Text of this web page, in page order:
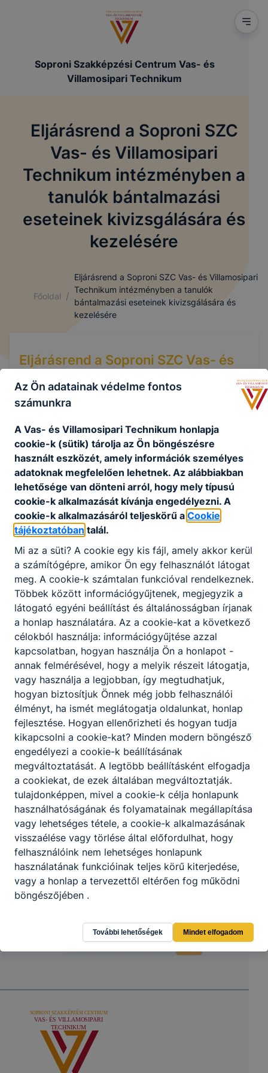
Soproni Szakképzési Centrum Vas- és
Villamosipari Technikum
Eljárásrend a Soproni SZC
Vas- és Villamosipari
Technikum intézményben a
tanulók bántalmazási
eseteinek kivizsgálására és
kezelésére
Főoldal /
Eljárásrend a Soproni SZC Vas- és Villamosipari
Technikum intézményben a tanulók
bántalmazási eseteinek kivizsgálására és
kezelésére
Eljárásrend a Soproni SZC Vas- és
Villamosipari Technikum
intézményben a tanulók
bántalmazási eseteinek
kivizsgálására és kezelésére
Eljárásrend
Csatolt fájlok
Eljárásrend a Soproni SZC Vas- és Villamosip
ari Technikum intézményben a tanulók bánta
lmazási eseteinek kivizsgálására és kezelésé
re
Letöltés
Partnereink
Az Ön adatainak védelme fontos
számunkra
A Vas- és Villamosipari Technikum honlapja
cookie-k (sütik) tárolja az Ön böngészésre
használt eszközét, amely információk személyes
adatoknak megfelelően lehetnek. Az alábbiakban
lehetősége van dönteni arról, hogy mely típusú
cookie-k alkalmazását kívánja engedélyezni. A
cookie-k alkalmazásáról teljeskörű a Cookie
tájékoztatóban talál.
Mi az a süti? A cookie egy kis fájl, amely akkor kerül
a számítógépre, amikor Ön egy felhasználót látogat
meg. A cookie-k számtalan funkcióval rendelkeznek.
Többek között információgyűjtenek, megjegyzik a
látogató egyéni beállítást és általánosságban írjanak
a honlap használatára. Az a cookie-kat a következő
célokból használja: információgyűjtése azzal
kapcsolatban, hogyan használja Ön a honlapot -
annak felmérésével, hogy a melyik részeit látogatja,
vagy használja a legjobban, így megtudhatjuk,
hogyan biztosítjuk Önnek még jobb felhasználói
élményt, ha ismét meglátogatja oldalunkat, honlap
fejlesztése. Hogyan ellenőrizheti és hogyan tudja
kikapcsolni a cookie-kat? Minden modern böngésző
engedélyezi a cookie-k beállításának
megváltoztatását. A legtöbb beállításként elfogadja
a cookiekat, de ezek általában megváltoztatják.
tulajdonképpen, mivel a cookie-k célja honlapunk
használhatóságának és folyamatainak megállapítása
vagy lehetséges tétele, a cookie-k alkalmazásának
visszaélése vagy törlése által előfordulhat, hogy
felhasználóink ​​nem lehetséges honlapunk
használatának funkcióinak teljes körű kiterjedése,
vagy a honlap a tervezettől eltérően fog működni
böngészőjében .
További lehetőségek Mindet elfogadom